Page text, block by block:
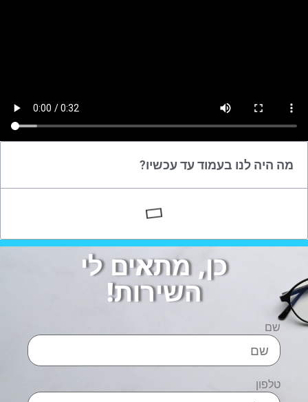
מה היה לנו בעמוד עד עכשיו?
כן, מתאים לי
השירות!
שם
טלפון